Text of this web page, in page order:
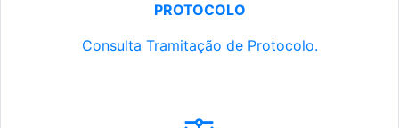
PROTOCOLO
Consulta Tramitação de Protocolo.